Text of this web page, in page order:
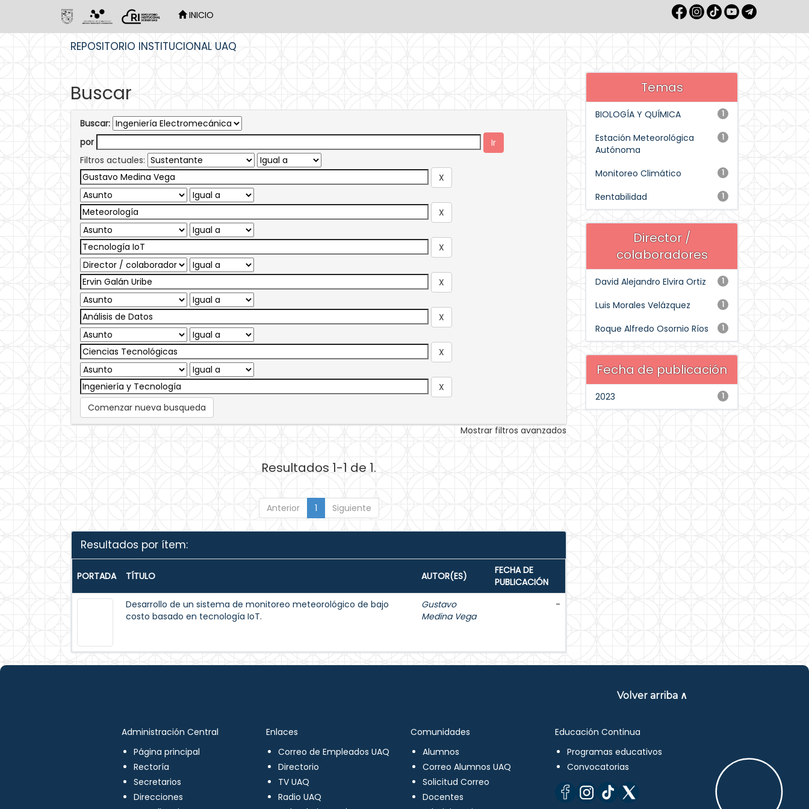
INICIO
REPOSITORIO INSTITUCIONAL UAQ
Buscar
Buscar:
por
Filtros actuales:
Comenzar nueva busqueda
Mostrar filtros avanzados
Resultados 1-1 de 1.
Anterior 1 Siguiente
Resultados por ítem:
PORTADA TÍTULO AUTOR(ES)
FECHA DE
PUBLICACIÓN
Desarrollo de un sistema de monitoreo meteorológico de bajo
costo basado en tecnología IoT.
Gustavo
Medina Vega
-
Temas
1
BIOLOGÍA Y QUÍMICA
1
Estación Meteorológica
Autónoma
1
Monitoreo Climático
1
Rentabilidad
Director /
colaboradores
1
David Alejandro Elvira Ortiz
1
Luis Morales Velázquez
1
Roque Alfredo Osornio Ríos
Fecha de publicación
1
2023
Volver arriba ∧
Administración Central
Página principal
Rectoría
Secretarios
Direcciones
Enlaces
Correo de Empleados UAQ
Directorio
TV UAQ
Radio UAQ
Comunidades
Alumnos
Correo Alumnos UAQ
Solicitud Correo
Docentes
Educación Continua
Programas educativos
Convocatorias